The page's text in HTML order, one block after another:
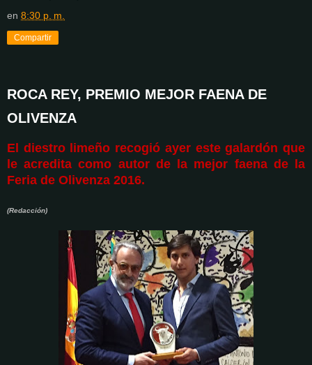
en 8:30 p. m.
Compartir
ROCA REY, PREMIO MEJOR FAENA DE
OLIVENZA
El diestro limeño recogió ayer este galardón que
le acredita como autor de la mejor faena de la
Feria de Olivenza 2016.
(Redacción)